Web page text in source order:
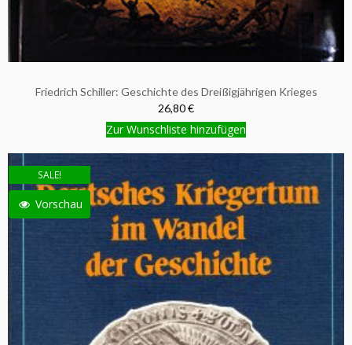
Friedrich Schiller: Geschichte des Dreißigjährigen Krieges
26,80 €
Zur Wunschliste hinzufügen
SALE!
Vorschau